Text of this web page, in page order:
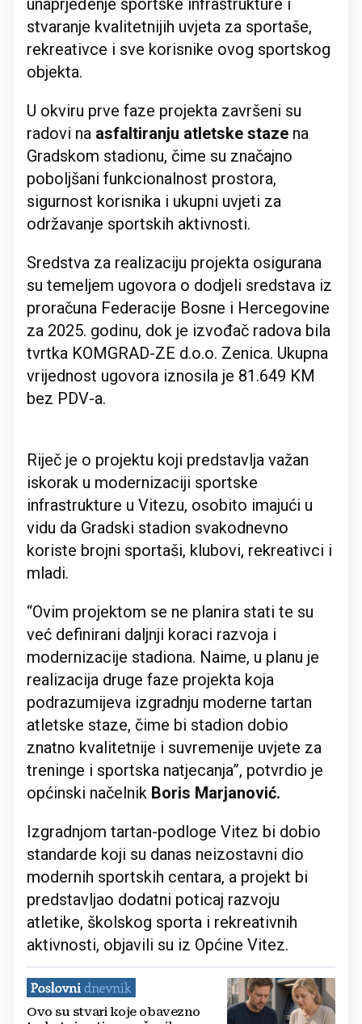
unaprjeđenje sportske infrastrukture i
stvaranje kvalitetnijih uvjeta za sportaše,
rekreativce i sve korisnike ovog sportskog
objekta.
U okviru prve faze projekta završeni su
radovi na asfaltiranju atletske staze na
Gradskom stadionu, čime su značajno
poboljšani funkcionalnost prostora,
sigurnost korisnika i ukupni uvjeti za
održavanje sportskih aktivnosti.
Sredstva za realizaciju projekta osigurana
su temeljem ugovora o dodjeli sredstava iz
proračuna Federacije Bosne i Hercegovine
za 2025. godinu, dok je izvođač radova bila
tvrtka KOMGRAD-ZE d.o.o. Zenica. Ukupna
vrijednost ugovora iznosila je 81.649 KM
bez PDV-a.
Riječ je o projektu koji predstavlja važan
iskorak u modernizaciji sportske
infrastrukture u Vitezu, osobito imajući u
vidu da Gradski stadion svakodnevno
koriste brojni sportaši, klubovi, rekreativci i
mladi.
“Ovim projektom se ne planira stati te su
već definirani daljnji koraci razvoja i
modernizacije stadiona. Naime, u planu je
realizacija druge faze projekta koja
podrazumijeva izgradnju moderne tartan
atletske staze, čime bi stadion dobio
znatno kvalitetnije i suvremenije uvjete za
treninge i sportska natjecanja”, potvrdio je
općinski načelnik Boris Marjanović.
Izgradnjom tartan-podloge Vitez bi dobio
standarde koji su danas neizostavni dio
modernih sportskih centara, a projekt bi
predstavljao dodatni poticaj razvoju
atletike, školskog sporta i rekreativnih
aktivnosti, objavili su iz Općine Vitez.
Ovo su stvari koje obavezno